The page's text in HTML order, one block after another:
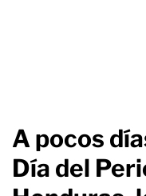
A pocos
Día del